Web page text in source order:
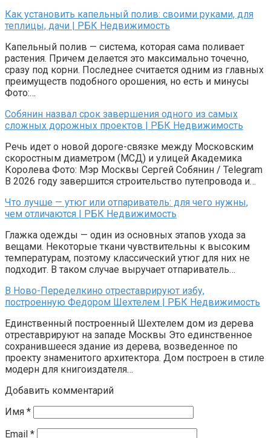
Как установить капельный полив: своими руками, для
теплицы, дачи | РБК Недвижимость
Капельный полив — система, которая сама поливает
растения. Причем делается это максимально точечно,
сразу под корни. Последнее считается одним из главных
преимуществ подобного орошения, но есть и минусы
Фото:…
Собянин назвал срок завершения одного из самых
сложных дорожных проектов | РБК Недвижимость
Речь идет о новой дороге-связке между Московским
скоростным диаметром (МСД) и улицей Академика
Королева Фото: Мэр Москвы Сергей Собянин / Telegram
В 2026 году завершится строительство путепровода и…
Что лучше — утюг или отпариватель: для чего нужны,
чем отличаются | РБК Недвижимость
Глажка одежды — один из основных этапов ухода за
вещами. Некоторые ткани чувствительны к высоким
температурам, поэтому классический утюг для них не
подходит. В таком случае выручает отпариватель…
В Ново-Переделкино отреставрируют избу,
построенную Федором Шехтелем | РБК Недвижимость
Единственный построенный Шехтелем дом из дерева
отреставрируют на западе Москвы Это единственное
сохранившееся здание из дерева, возведенное по
проекту знаменитого архитектора. Дом построен в стиле
модерн для книгоиздателя…
Добавить комментарий
Имя *
Email *